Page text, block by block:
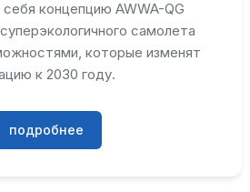
концепцию AWWA-QG
самолета
которые изменят
к 2030 году.
подробнее